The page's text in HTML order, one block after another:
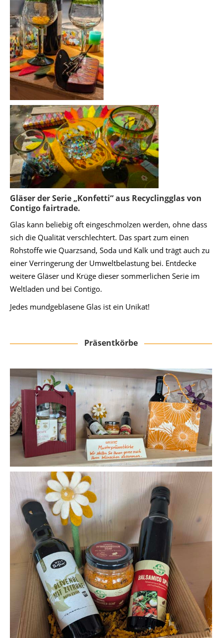
Gläser der Serie „Konfetti“ aus Recyclingglas von
Contigo fairtrade.
Glas kann beliebig oft eingeschmolzen werden, ohne dass
sich die Qualität verschlechtert. Das spart zum einen
Rohstoffe wie Quarzsand, Soda und Kalk und trägt auch zu
einer Verringerung der Umweltbelastung bei. Entdecke
weitere Gläser und Krüge dieser sommerlichen Serie im
Weltladen und bei Contigo.
Jedes mundgeblasene Glas ist ein Unikat!
Präsentkörbe